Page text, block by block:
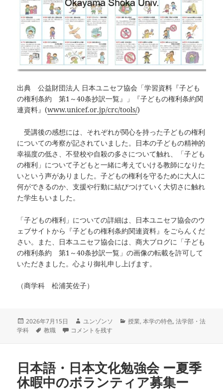
出典 公益財団法人 日本ユニセフ協会「学習資料『子ども
の権利条約 第1～40条抄訳一覧』」『子どもの権利条約関
連資料』(www.unicef.or.jp/crc/tools/)
受講後の感想には、それぞれが関心を持った子どもの権利
についての考察が記されていました。日本の子どもの精神的
幸福度の低さ、不登校や自殺の多さについて触れ、「子ども
の権利」について子どもと一緒に考えていける教師になりた
いという声がありました。子どもの権利を守るために大人に
何ができるのか、支援や行動に結びつけていく大切さに触れ
た学生もいました。
「子どもの権利」についての詳細は、日本ユニセフ協会のウ
ェブサイトから『子どもの権利条約関連資料』をごらんくだ
さい。また、日本ユニセフ協会には、商大ブログに「子ども
の権利条約 第1～40条抄訳一覧」の画像の転載を許可して
いただきました。心より御礼申し上げます。
（商学科 松浦芙佐子）
投
稿
2026年7月15日
作
成
ユンゾンソ
カ
授業,本学の特色,法学部・法
学科
タ
教職 「子どもの権利」について学ぶ ユニセフ出前授業 に
コメントを残す
日本語・日本文化勉強会 ー夏季
休暇中のボランティア募集ー